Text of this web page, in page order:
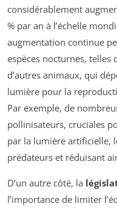
considérablement
% par an à l’échelle
augmentation continue
espèces nocturnes, telles
d’autres animaux, qui
lumière pour la
Par exemple, de
pollinisateurs, cruciales
par la lumière artificielle,
prédateurs et réduisant
D’un autre côté, la
l’importance de limiter